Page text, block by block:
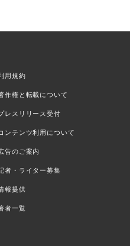
用規約
作権と転載について
レスリリース受付
ンテンツ利用について
告のご案内
者・ライター募集
報提供
者一覧